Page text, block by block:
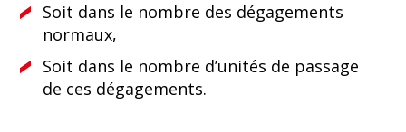
Soit dans le nombre des dégagements
normaux,
Soit dans le nombre d’unités de passage
de ces dégagements.